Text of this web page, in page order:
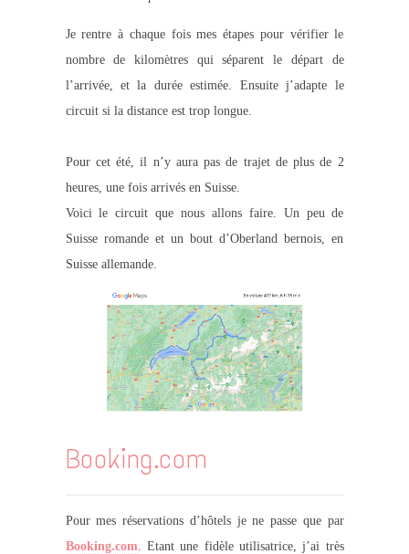
Je rentre à chaque fois mes étapes pour vérifier le
nombre de kilomètres qui séparent le départ de
l’arrivée, et la durée estimée. Ensuite j’adapte le
circuit si la distance est trop longue.
Pour cet été, il n’y aura pas de trajet de plus de 2
heures, une fois arrivés en Suisse.
Voici le circuit que nous allons faire. Un peu de
Suisse romande et un bout d’Oberland bernois, en
Suisse allemande.
Booking.com
Pour mes réservations d’hôtels je ne passe que par
Booking.com . Etant une fidèle utilisatrice, j’ai très